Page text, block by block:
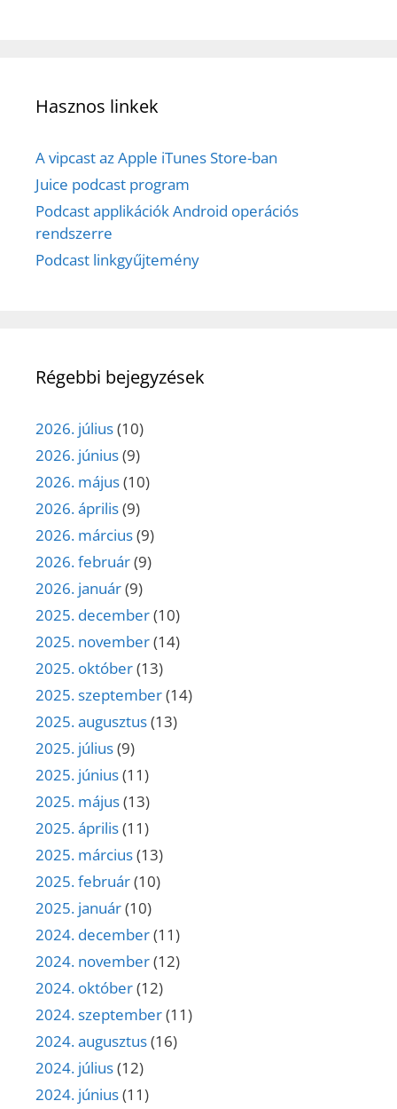
Hasznos linkek
A vipcast az Apple iTunes Store-ban
Juice podcast program
Podcast applikációk Android operációs
rendszerre
Podcast linkgyűjtemény
Régebbi bejegyzések
2026. július(10)
2026. június(9)
2026. május(10)
2026. április(9)
2026. március(9)
2026. február(9)
2026. január(9)
2025. december(10)
2025. november(14)
2025. október(13)
2025. szeptember(14)
2025. augusztus(13)
2025. július(9)
2025. június(11)
2025. május(13)
2025. április(11)
2025. március(13)
2025. február(10)
2025. január(10)
2024. december(11)
2024. november(12)
2024. október(12)
2024. szeptember(11)
2024. augusztus(16)
2024. július(12)
2024. június(11)